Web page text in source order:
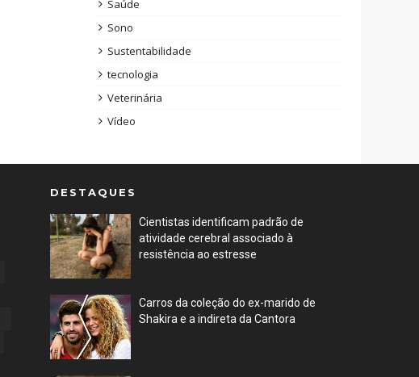
Saúde
Sono
Sustentabilidade
tecnologia
Veterinária
Vídeo
DESTAQUES
Cientistas identificam padrão de
atividade cerebral associado à
resistência ao estresse
Carros da coleção do ex-marido de
Shakira e a indireta da Cantora